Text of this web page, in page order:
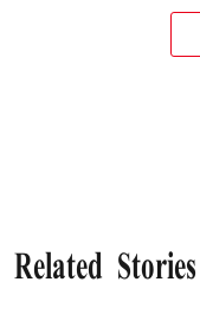
Related Stories